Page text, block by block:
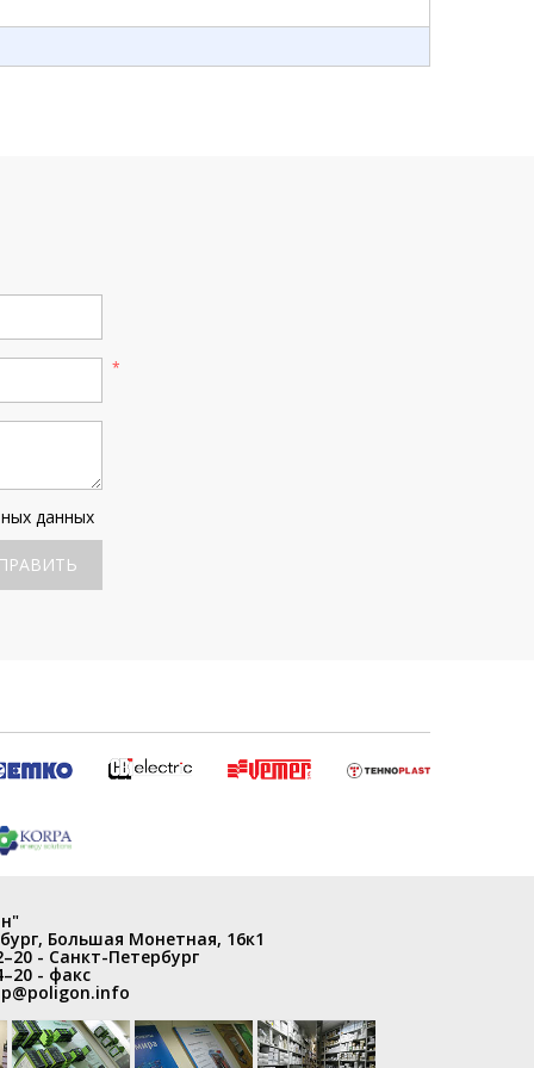
данных
, Большая Монетная, 16к1
- Санкт-Петербург
- факс